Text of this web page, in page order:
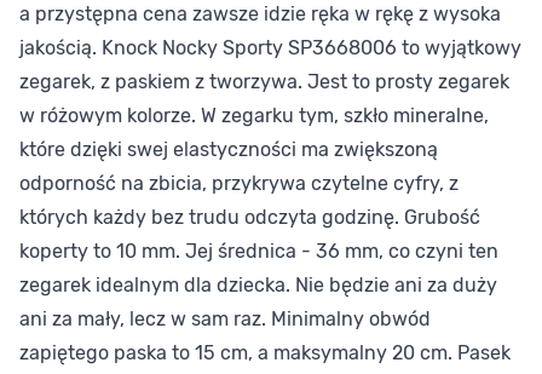
a przystępna cena zawsze idzie ręka w rękę z wysoka
jakością. Knock Nocky Sporty SP3668006 to wyjątkowy
zegarek, z paskiem z tworzywa. Jest to prosty zegarek
w różowym kolorze. W zegarku tym, szkło mineralne,
które dzięki swej elastyczności ma zwiększoną
odporność na zbicia, przykrywa czytelne cyfry, z
których każdy bez trudu odczyta godzinę. Grubość
koperty to 10 mm. Jej średnica - 36 mm, co czyni ten
zegarek idealnym dla dziecka. Nie będzie ani za duży
ani za mały, lecz w sam raz. Minimalny obwód
zapiętego paska to 15 cm, a maksymalny 20 cm. Pasek